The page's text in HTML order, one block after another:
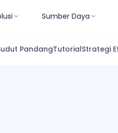
Sumber Daya
PandangTutorialStrategi